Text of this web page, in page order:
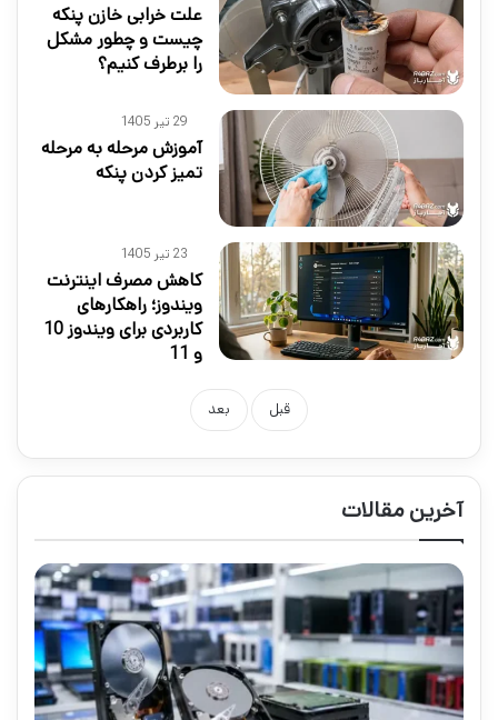
علت خرابی خازن پنکه
چیست و چطور مشکل
را برطرف کنیم؟
29 تیر 1405
آموزش مرحله به مرحله
تمیز کردن پنکه
23 تیر 1405
کاهش مصرف اینترنت
ویندوز؛ راهکارهای
کاربردی برای ویندوز 10
و 11
قبل بعد
آخرین مقالات